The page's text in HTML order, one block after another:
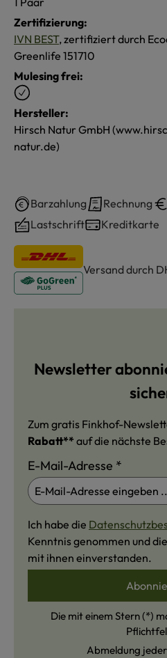
Zertifizierung:
IVN BEST, zertifiziert durch
Greenlife 151710
Mulesing frei:
Hersteller:
Hirsch Natur GmbH
natur.de)
Barzahlung Rechnung
Lastschrift
Kreditkarte
Versand durch
Newsletter
Zum gratis Finkhof-
Rabatt** auf die nächste
E-Mail-Adresse *
Ich habe die
Kenntnis genommen und die
mit ihnen einverstanden.
Die mit einem Stern (*)
Abmeldung